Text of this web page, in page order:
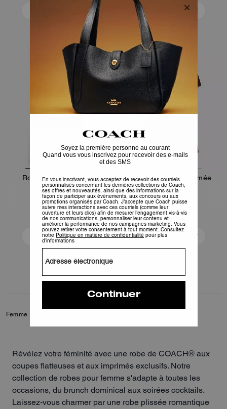
Ajouter Au Panier
Almost Gone
Robe Maxi Imprimée
212 € 425 €
Ajouter Au Panier
Almost Gone
Robe Chemise Imprimée
197 € 395 €
Ajouter Au Panier
Femme
Révélez votre féminité avec une robe de COACH® aux
coupes flatteuses et aux imprimés exclusifs. Notre
collection de robes pour femme s'adapte à toutes les
occasions, du brunch dominical aux soirées cocktails.
Laissez-vous charmer par une robe plissée romantique